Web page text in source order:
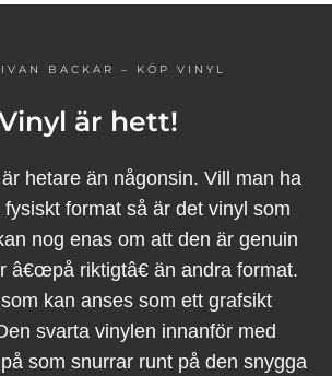
BACKAR – KÖP VINYL
är hett!
hetare än någonsin. Vill man ha
format så är det vinyl som
nog enas om att den är genuin
â€œpå riktigtâ€ än andra format.
kan anses som ett grafsikt
svarta vinylen innanför med
som snurrar runt på den snygga